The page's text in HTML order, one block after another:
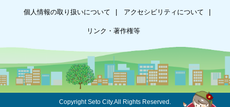
個人情報の取り扱いについて アクセシビリティについて
リンク・著作権等
Copyright Seto City.All Rights Reserved.